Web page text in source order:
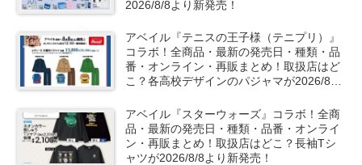
2026/8/8より新発売！
アベイル『テニスの王子様（テニプリ）』
コラボ！全商品・最新の発売日・種類・品
番・オンライン・再販まとめ！取扱店はど
こ？各高校デザインのパジャマが2026/8/8
アベイル『スターウォーズ』コラボ！全商
品・最新の発売日・種類・品番・オンライ
ン・再販まとめ！取扱店はどこ？長袖Tシ
ャツが2026/8/8より新発売！